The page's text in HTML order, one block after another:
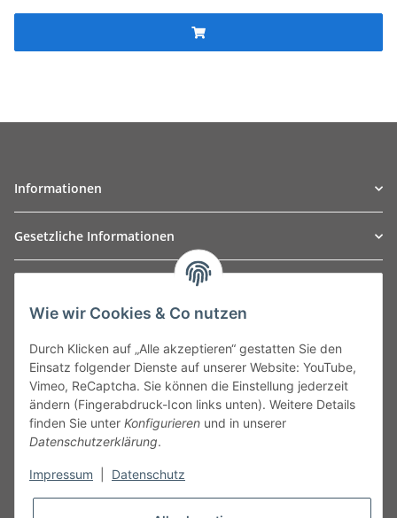
Informationen
Gesetzliche Informationen
Leibnizstraße 2a
Germany
Phone:+49 40 5287270
Fax:+49 40 5281050
Email:sales@tow-automotive.de
Wie wir Cookies & Co nutzen
Durch Klicken auf „Alle akzeptieren“ gestatten Sie den
Einsatz folgender Dienste auf unserer Website: YouTube,
Vimeo, ReCaptcha. Sie können die Einstellung jederzeit
ändern (Fingerabdruck-Icon links unten). Weitere Details
finden Sie unter Konfigurieren und in unserer
Datenschutzerklärung.
Impressum Datenschutz